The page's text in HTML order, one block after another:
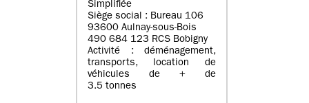
Simplifiée
Siège social : Bureau 106
93600 Aulnay-sous-Bois
490 684 123 RCS Bobigny
Activité : déménagement,
transports, location de
véhicules de + de
3.5 tonnes